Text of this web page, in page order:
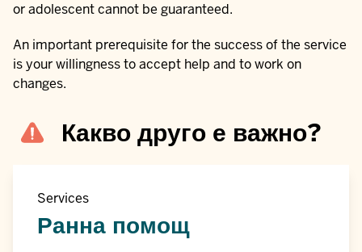
or adolescent cannot be guaranteed.
An important prerequisite for the success of the service
is your willingness to accept help and to work on
changes.
Какво друго е важно?
Services
Ранна помощ